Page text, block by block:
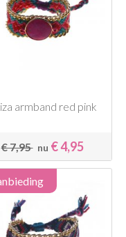
armband red pink
€ 7,95nu € 4,95